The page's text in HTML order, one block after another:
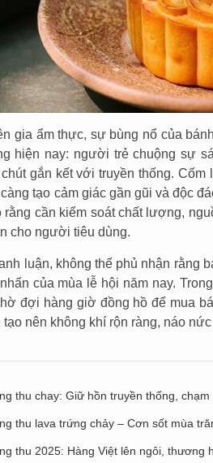
gia ẩm thực, sự bùng nổ của
hiện nay: người trẻ chuộng sự
gắn kết với truyền thống.
tạo cảm giác gần gũi và độc
rằng cần kiểm soát chất lượng,
cho người tiêu dùng.
luận, không thể phủ nhận rằng
của mùa lễ hội năm nay.
đợi hàng giờ đồng hồ để mua
nên không khí rộn ràng, náo
thu chay: Giữ hồn truyền thống,
thu lava trứng chảy – Cơn sốt mùa
thu 2025: Hàng Việt lên ngôi, thương